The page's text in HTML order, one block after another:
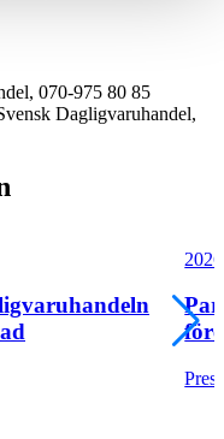
070-975 80 85
Dagligvaruhandel,